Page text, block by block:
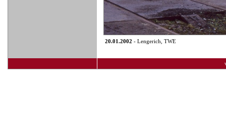
20.01.2002 - Lengerich, TWE